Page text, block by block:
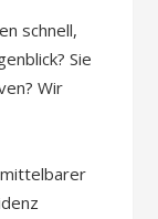
schnell,
Sie
Wir